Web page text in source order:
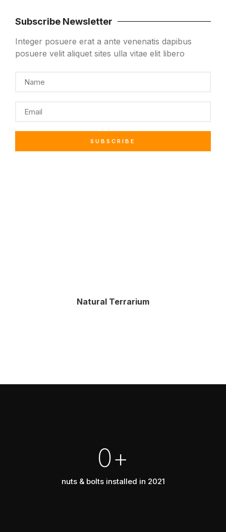
Subscribe Newsletter
Integer posuere erat a ante venenatis dapibus
posuere velit aliquet sites ulla vitae elit libero
SUBSCRIBE
Natural Terrarium
0+
nuts & bolts installed in 2021